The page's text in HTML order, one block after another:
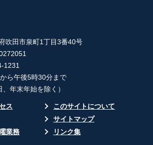
吹田市泉町1丁目3番40号
1231
ら午後5時30分まで
、年末年始を除く）
ス
このサイトについて
サイトマップ
業務
リンク集